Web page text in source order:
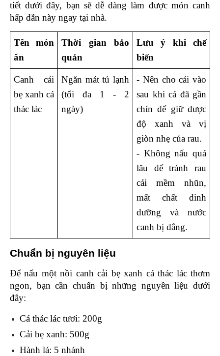
tiết dưới đây, bạn sẽ dễ dàng làm được món canh
hấp dẫn này ngay tại nhà.
Tên món
ăn
Thời gian bảo
quản
Lưu ý khi chế
biến
Canh cải
bẹ xanh cá
thác lác
Ngăn mát tủ lạnh
(tối đa 1 - 2
ngày)
- Nên cho cải vào
sau khi cá đã gần
chín để giữ được
độ xanh và vị
giòn nhẹ của rau.
- Không nấu quá
lâu để tránh rau
cải mềm nhũn,
mất chất dinh
dưỡng và nước
canh bị đắng.
Chuẩn bị nguyên liệu
Để nấu một nồi canh cải bẹ xanh cá thác lác thơm
ngon, bạn cần chuẩn bị những nguyên liệu dưới
đây:
Cá thác lác tươi: 200g
Cải bẹ xanh: 500g
Hành lá: 5 nhánh